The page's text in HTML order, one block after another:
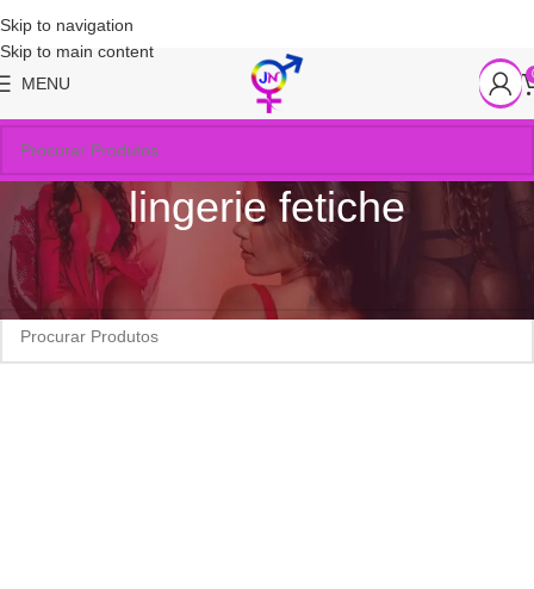
Skip to navigation
Skip to main content
MENU
lingerie fetiche
Início Produtos marcados com a tag “lingerie fetiche”
Nenhum produto foi encontrado para a sua seleção.